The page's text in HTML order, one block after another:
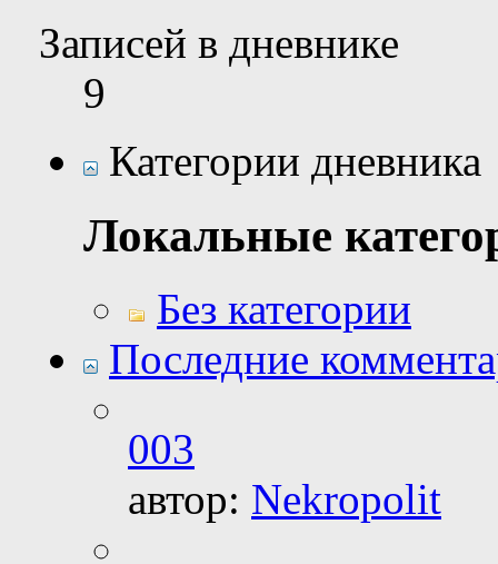
Записей в дневнике
9
Категории дневника
Локальные
Без категории
Последние
003
автор: Nekropolit